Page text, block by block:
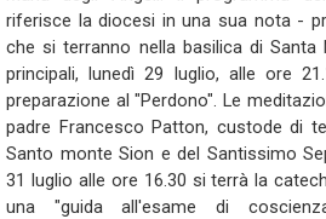
riferisce la diocesi in una sua nota -
che si terranno nella basilica di Santa
principali, lunedì 29 luglio, alle ore
preparazione al "Perdono". Le
padre Francesco Patton, custode di
Santo monte Sion e del Santissimo
31 luglio alle ore 16.30 si terrà la
una "guida all'esame di